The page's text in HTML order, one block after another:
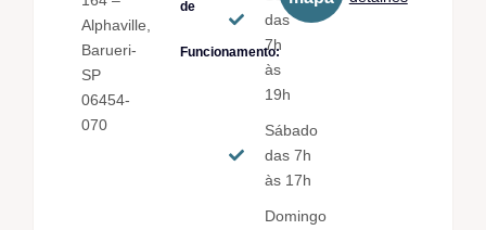
Alphaville,
Barueri-
SP
06454-
070
de
Funcionamento:
das
7h
às
19h
Sábado
das 7h
às 17h
Domingo